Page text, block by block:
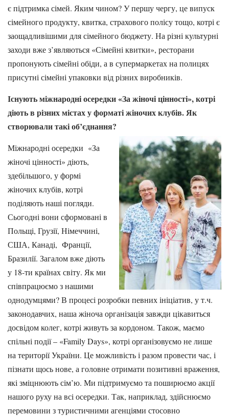
є підтримка сімей. Яким чином? У першу чергу, це випуск
сімейного продукту, квитка, страхового полісу тощо, котрі є
заощадливішими для сімейного бюджету. На різні культурні
заходи вже з’являються «Сімейні квитки», ресторани
пропонують сімейні обіди, а в супермаркетах на полицях
присутні сімейні упаковки від різних виробників.
Існують міжнародні осередки «За жіночі цінності», котрі
діють в різних містах у форматі жіночих клубів. Як
створювали такі об’єднання?
Міжнародні осередки «За
жіночі цінності» діють,
здебільшого, у формі
жіночих клубів, котрі
поділяють наші погляди.
Сьогодні вони сформовані в
Польщі, Грузії, Німеччині,
США, Канаді, Франції,
Бразилії. Загалом вже діють
у 18-ти країнах світу. Як ми
співпрацюємо з нашими
однодумцями? В процесі розробки певних ініціатив, у т.ч.
законодавчих, наша жіноча організація завжди цікавиться
досвідом колег, котрі живуть за кордоном. Також, маємо
спільні події – «Family Days», котрі організовуємо не лише
на території України. Це можливість і разом провести час, і
пізнати щось нове, а головне отримати позитивні враження,
які зміцнюють сім’ю. Ми підтримуємо та поширюємо акції
нашого руху на всі осередки. Так, наприклад, здійснюємо
перемовини з туристичними агенціями стосовно